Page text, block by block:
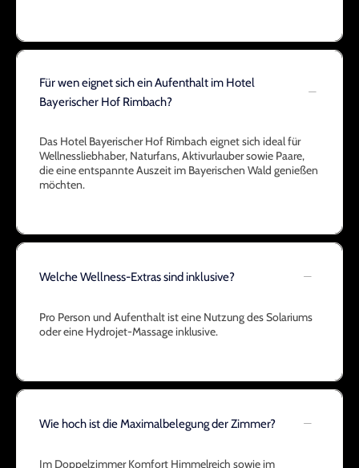
Für wen eignet sich ein Aufenthalt im Hotel
Bayerischer Hof Rimbach?
Das Hotel Bayerischer Hof Rimbach eignet sich ideal für
Wellnessliebhaber, Naturfans, Aktivurlauber sowie Paare,
die eine entspannte Auszeit im Bayerischen Wald genießen
möchten.
Welche Wellness-Extras sind inklusive?
Pro Person und Aufenthalt ist eine Nutzung des Solariums
oder eine Hydrojet-Massage inklusive.
Wie hoch ist die Maximalbelegung der Zimmer?
Im Doppelzimmer Komfort Himmelreich sowie im